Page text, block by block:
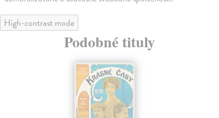
High-contrast mode
Podobné tituly